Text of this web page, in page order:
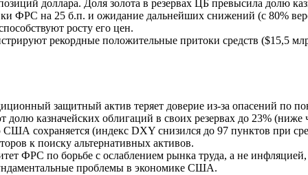
доллара. Доля золота в резервах ЦБ превысила долю
ФРС на 25 б.п. и ожидание дальнейших снижений (с 80%
росту его цен.
рекордные положительные притоки средств ($15,5
защитный актив теряет доверие из-за опасений по
казначейских облигаций в своих резервах до 23% (ниже
сохраняется (индекс DXY снизился до 97 пунктов при
к поиску альтернативных активов.
ФРС по борьбе с ослаблением рынка труда, а не
проблемы в экономике США.